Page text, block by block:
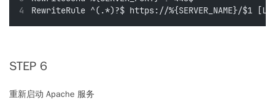
RewriteRule ^(.*)?$ https://%{SERVER_NAME}/$1
STEP 6
重新启动 Apache 服务